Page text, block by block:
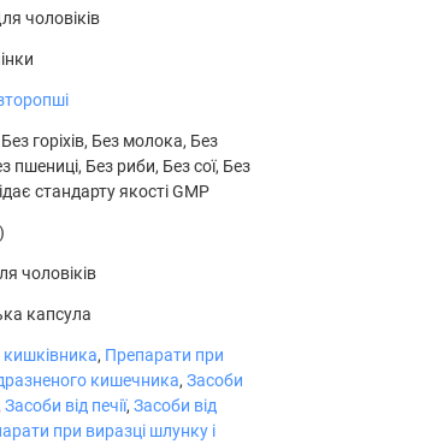
1 г
<1 г
300 мг
чоловіків
горіхів, Без молока, Без
пшениці, Без риби, Без сої, Без
стандарту якості GMP
чоловіків
капсула
кишківника, Препарати при
кишечника, Засоби
Засоби від печії, Засоби від
при виразці шлунку і